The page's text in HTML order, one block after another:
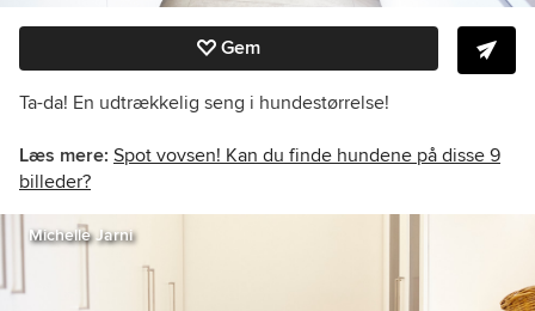
Gem
Ta-da! En udtrækkelig seng i hundestørrelse!
Læs mere: Spot vovsen! Kan du finde hundene på disse 9
billeder?
Michelle Jarni